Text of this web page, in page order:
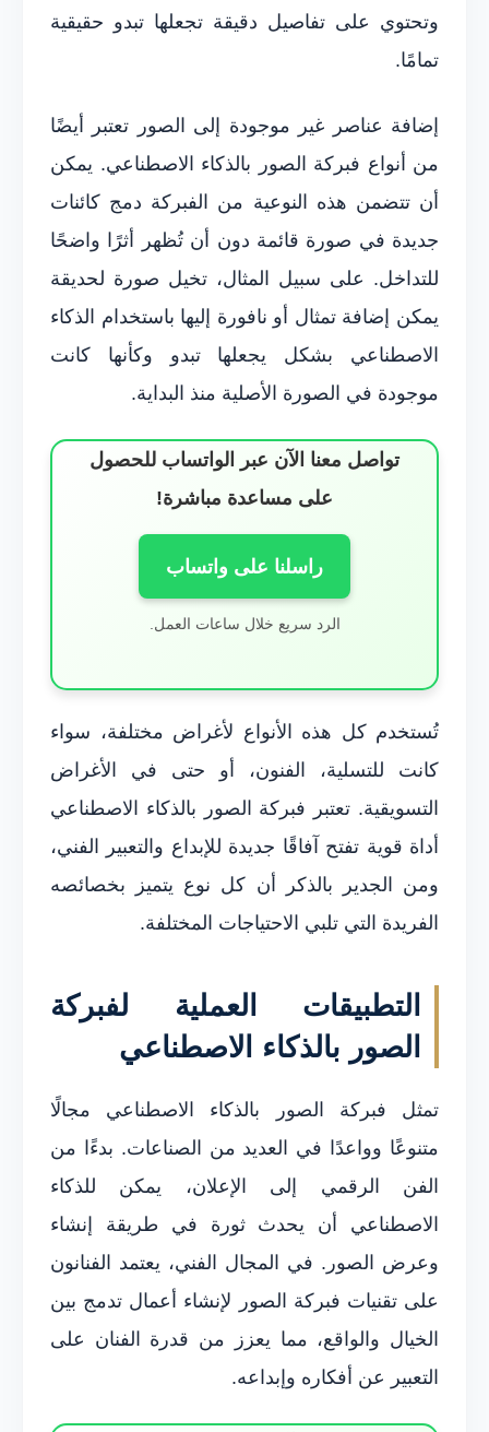
وتحتوي على تفاصيل دقيقة تجعلها تبدو حقيقية
تمامًا.
إضافة عناصر غير موجودة إلى الصور تعتبر أيضًا
من أنواع فبركة الصور بالذكاء الاصطناعي. يمكن
أن تتضمن هذه النوعية من الفبركة دمج كائنات
جديدة في صورة قائمة دون أن تُظهر أثرًا واضحًا
للتداخل. على سبيل المثال، تخيل صورة لحديقة
يمكن إضافة تمثال أو نافورة إليها باستخدام الذكاء
الاصطناعي بشكل يجعلها تبدو وكأنها كانت
موجودة في الصورة الأصلية منذ البداية.
تواصل معنا الآن عبر الواتساب للحصول
على مساعدة مباشرة!
راسلنا على واتساب
الرد سريع خلال ساعات العمل.
تُستخدم كل هذه الأنواع لأغراض مختلفة، سواء
كانت للتسلية، الفنون، أو حتى في الأغراض
التسويقية. تعتبر فبركة الصور بالذكاء الاصطناعي
أداة قوية تفتح آفاقًا جديدة للإبداع والتعبير الفني،
ومن الجدير بالذكر أن كل نوع يتميز بخصائصه
الفريدة التي تلبي الاحتياجات المختلفة.
التطبيقات العملية لفبركة
الصور بالذكاء الاصطناعي
تمثل فبركة الصور بالذكاء الاصطناعي مجالًا
متنوعًا وواعدًا في العديد من الصناعات. بدءًا من
الفن الرقمي إلى الإعلان، يمكن للذكاء
الاصطناعي أن يحدث ثورة في طريقة إنشاء
وعرض الصور. في المجال الفني، يعتمد الفنانون
على تقنيات فبركة الصور لإنشاء أعمال تدمج بين
الخيال والواقع، مما يعزز من قدرة الفنان على
التعبير عن أفكاره وإبداعه.